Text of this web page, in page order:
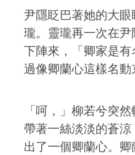
尹隱眨巴著她的大
瓏。靈瓏再一次在
下陣來，「卿家是
過像卿蘭心這樣名動
「呵，」柳若兮突
帶著一絲淡淡的蒼
出了一個卿蘭心。